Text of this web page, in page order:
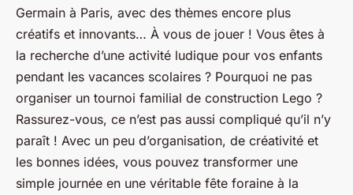
Germain à Paris, avec des thèmes encore plus
créatifs et innovants… À vous de jouer ! Vous êtes à
la recherche d’une activité ludique pour vos enfants
pendant les vacances scolaires ? Pourquoi ne pas
organiser un tournoi familial de construction Lego ?
Rassurez-vous, ce n’est pas aussi compliqué qu’il n’y
paraît ! Avec un peu d’organisation, de créativité et
les bonnes idées, vous pouvez transformer une
simple journée en une véritable fête foraine à la